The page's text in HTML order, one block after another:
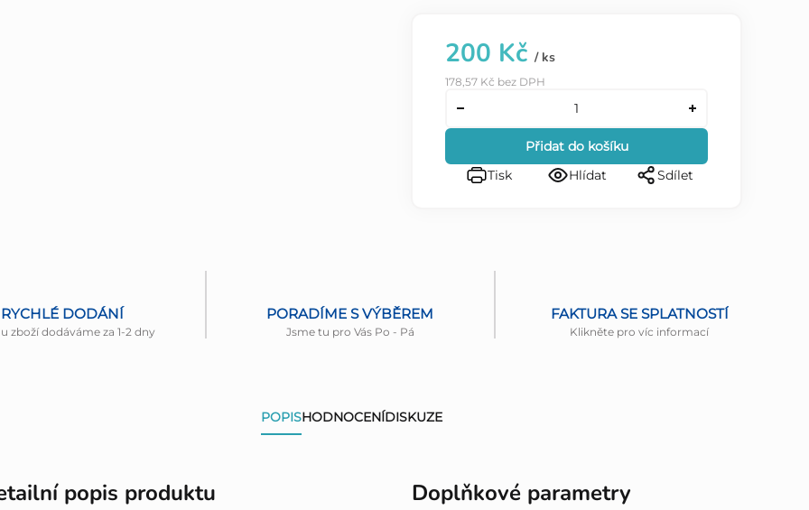
200 Kč / ks
178,57 Kč bez DPH
Přidat do košíku
Tisk
Hlídat Sdílet
RYCHLÉ DODÁNÍ
zboží dodáváme za 1-2 dny
PORADÍME S VÝBĚREM
Jsme tu pro Vás Po - Pá
FAKTURA SE SPLATNOSTÍ
Klikněte pro víc informací
POPISHODNOCENÍDISKUZE
popis produktu Doplňkové parametry